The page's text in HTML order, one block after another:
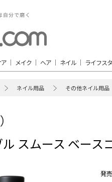
メイク ヘア ネイル ライフス
ネイル用品 その他ネイル用品
スムース ベース
発